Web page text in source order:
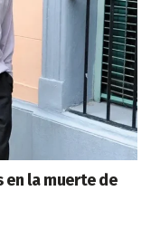
en la muerte de